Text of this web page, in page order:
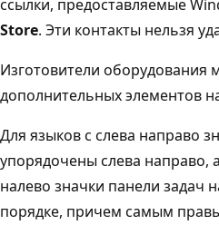
ссылки, предоставляемые
Store. Эти контакты нельзя
Изготовители оборудования
дополнительных элементов
Для языков с слева направо
упорядочены слева направо,
налево значки панели задач
порядке, причем самым